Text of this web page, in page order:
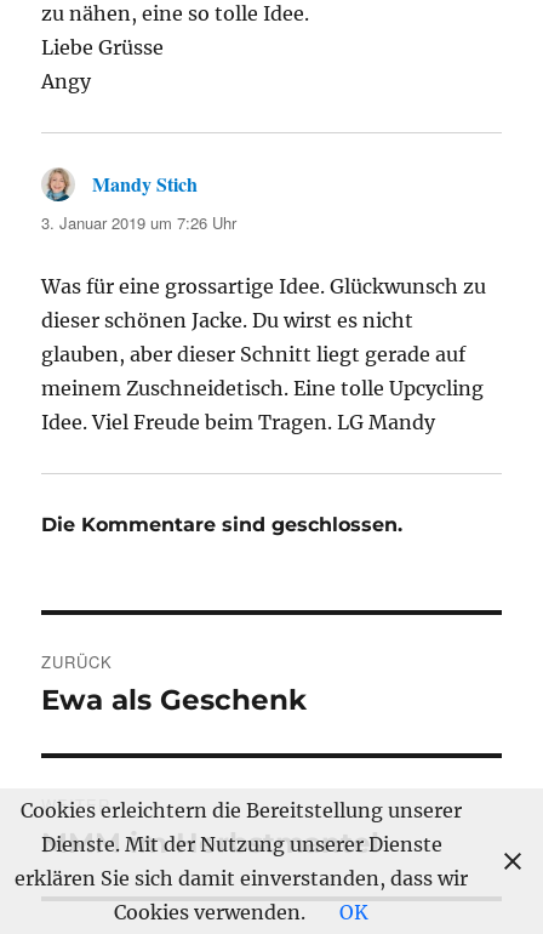
zu nähen, eine so tolle Idee.
Liebe Grüsse
Angy
Mandy Stich
3. Januar 2019 um 7:26 Uhr
Was für eine grossartige Idee. Glückwunsch zu
dieser schönen Jacke. Du wirst es nicht
glauben, aber dieser Schnitt liegt gerade auf
meinem Zuschneidetisch. Eine tolle Upcycling
Idee. Viel Freude beim Tragen. LG Mandy
Die Kommentare sind geschlossen.
ZURÜCK
Vorheriger
Ewa als Geschenk
WEITER
Nächster
Beitrag:
MMM im Herbstmantel
Cookies erleichtern die Bereitstellung unserer
Dienste. Mit der Nutzung unserer Dienste
erklären Sie sich damit einverstanden, dass wir
Cookies verwenden.
OK